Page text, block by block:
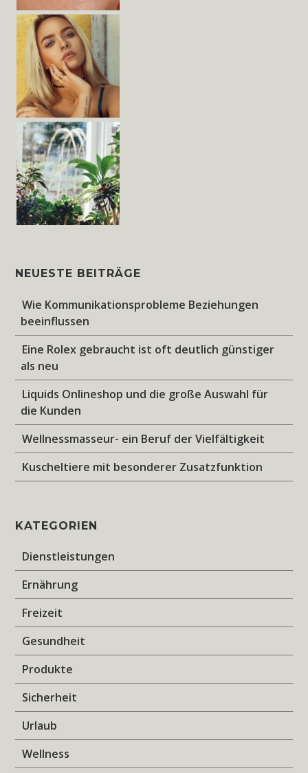
NEUESTE BEITRÄGE
Wie Kommunikationsprobleme Beziehungen
beeinflussen
Eine Rolex gebraucht ist oft deutlich günstiger
als neu
Liquids Onlineshop und die große Auswahl für
die Kunden
Wellnessmasseur- ein Beruf der Vielfältigkeit
Kuscheltiere mit besonderer Zusatzfunktion
KATEGORIEN
Dienstleistungen
Ernährung
Freizeit
Gesundheit
Produkte
Sicherheit
Urlaub
Wellness